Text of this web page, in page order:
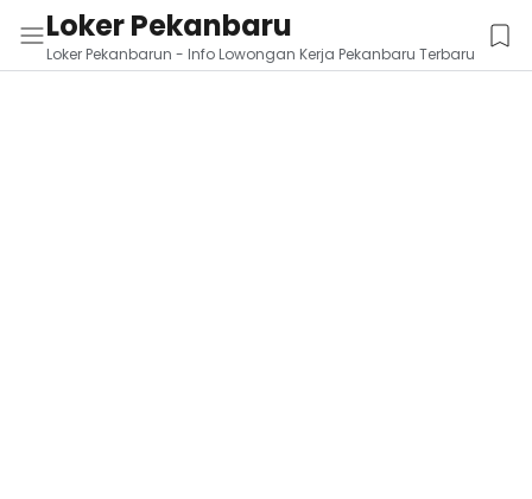
Loker Pekanbaru
Loker Pekanbarun - Info Lowongan Kerja Pekanbaru Terbaru